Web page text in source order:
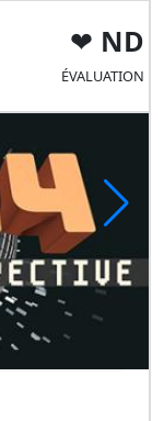
ND
ÉVALUATION